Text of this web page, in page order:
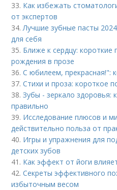
33. Как избежать
от экспертов
34.Лучшие зубные пасты
для себя
35. Ближе к сердцу: короткие
рождения в прозе
36.С юбилеем, прекрасная!":
37.Стихи и проза: короткое
38.Зубы - зеркало здоровья:
правильно
39. Исследование плюсов и
действительно польза от
40. Игры и упражнения для
детских зубов
41. Как эффект от йоги
42.Секреты эффективного
избыточным весом